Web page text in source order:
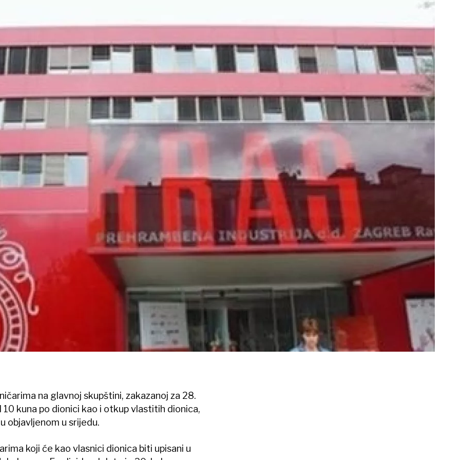
na glavnoj skupštini, zakazanoj za 28.
kuna po dionici kao i otkup vlastitih dionica,
objavljenom u srijedu.
koji će kao vlasnici dionica biti upisani u